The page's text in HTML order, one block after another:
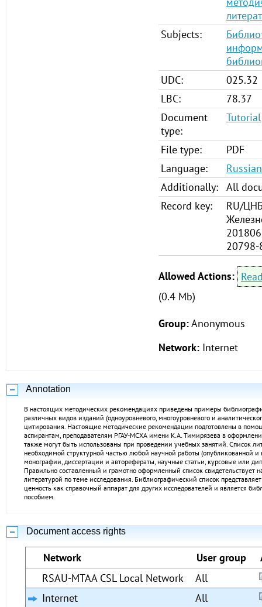
Subjects:
UDC:
025.32
LBC:
78.37
Document
type:
Tutorial
File type:
PDF
Language:
Russian
Additionally:
All
Record key:
RU/
Allowed Actions:
(0.4 Mb)
Group:Anonymous
Network: Internet
Annotation
В настоящих методических рекомендациях приведены примеры
различных видов изданий (одноуровневого, многоуровневого и
цитирования. Настоящие методические рекомендации подготовлены в
аспирантам, преподавателям РГАУ-МСХА имени К.А. Тимирязева в
также могут быть использованы при проведении учебных занятий. Список
необходимой структурной частью любой научной работы (опубликованной и
монографии, диссертации и авторефераты, научные статьи, курсовые или
Правильно составленный и грамотно оформленный список свидетельствует
литературой по теме исследования. Библиографический список
ценность как справочный аппарат для других исследователей и является
пособием.
Document access rights
Network User group
RSAU-MTAA CSL Local Network
All
Internet
All